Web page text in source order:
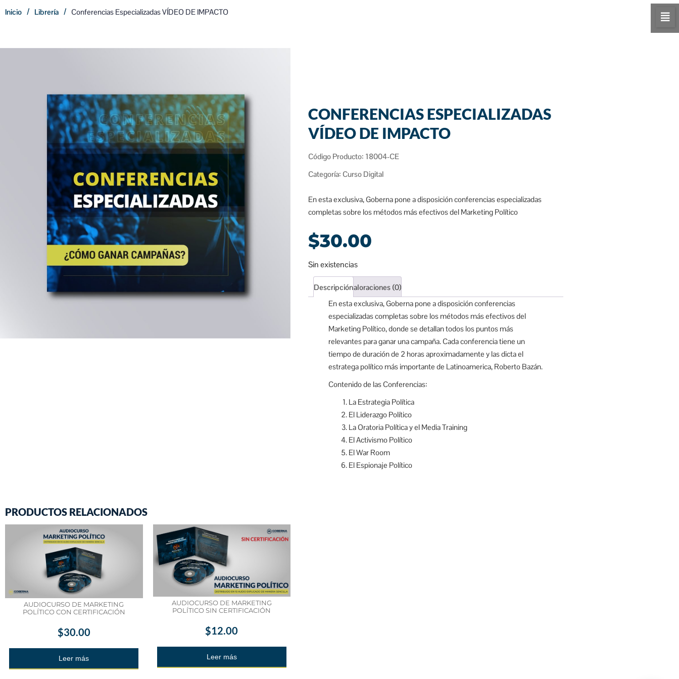
Inicio / Librería / Conferencias Especializadas VÍDEO DE IMPACTO
CONFERENCIAS ESPECIALIZADAS
VÍDEO DE IMPACTO
Código Producto: 18004-CE
Categoría: Curso Digital
En esta exclusiva, Goberna pone a disposición conferencias especializadas
completas sobre los métodos más efectivos del Marketing Político
$30.00
Sin existencias
DescripciónValoraciones (0)
En esta exclusiva, Goberna pone a disposición conferencias
especializadas completas sobre los métodos más efectivos del
Marketing Político, donde se detallan todos los puntos más
relevantes para ganar una campaña. Cada conferencia tiene un
tiempo de duración de 2 horas aproximadamente y las dicta el
estratega político más importante de Latinoamerica, Roberto Bazán.
Contenido de las Conferencias:
La Estrategia Política
El Liderazgo Político
La Oratoria Política y el Media Training
El Activismo Político
El War Room
El Espionaje Político
PRODUCTOS RELACIONADOS
AUDIOCURSO DE MARKETING
POLÍTICO CON CERTIFICACIÓN
$30.00
Leer más
AUDIOCURSO DE MARKETING
POLÍTICO SIN CERTIFICACIÓN
$12.00
Leer más